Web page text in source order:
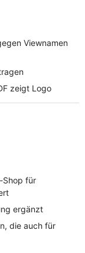
Viewnamen
zeigt Logo
Shop für
ergänzt
die auch für